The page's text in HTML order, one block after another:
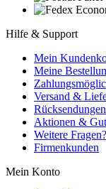
Hilfe & Support
Mein
Meine
Versand &
Aktionen &
Weitere Fragen?
Firmenkunden
Mein Konto